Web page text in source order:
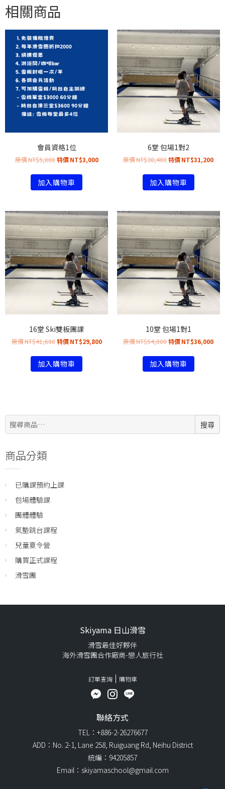
相關商品
會員資格1位
NT$5,000 NT$3,000
加入購物車
6堂 包場1對2
NT$38,400 NT$31,200
加入購物車
16堂 Ski雙板團課
NT$41,600 NT$29,800
加入購物車
10堂 包場1對1
NT$54,000 NT$36,000
加入購物車
搜
尋:
搜尋
商品分類
已購課預約上課
包場體驗課
團體體驗
氣墊跳台課程
兒童夏令營
購買正式課程
滑雪團
Skiyama 日山滑雪
滑雪最佳好夥伴
海外滑雪團合作廠商-戀人旅行社
訂單查詢 購物車
聯絡方式
TEL：+886-2-26276677
ADD：No. 2-1, Lane 258, Ruiguang Rd, Neihu District
統編：94205857
Email：skiyamaschool@gmail.com